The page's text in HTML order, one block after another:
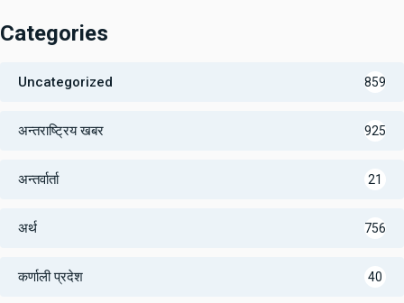
Categories
Uncategorized 859
अन्तराष्ट्रिय खबर 925
अन्तर्वार्ता 21
अर्थ 756
कर्णाली प्रदेश 40